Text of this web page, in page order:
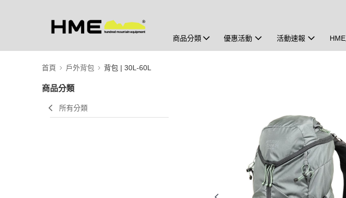
商品分類 優惠活動 活動速報
首頁 戶外背包 背包 | 30L-60L
商品分類
所有分類